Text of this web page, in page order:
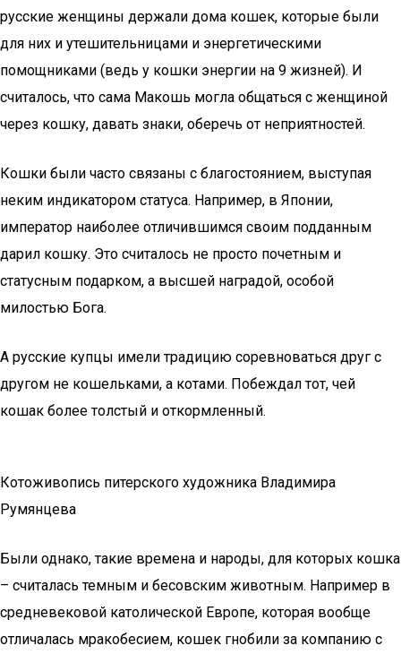
русские женщины держали дома кошек, которые были
для них и утешительницами и энергетическими
помощниками (ведь у кошки энергии на 9 жизней). И
считалось, что сама Макошь могла общаться с женщиной
через кошку, давать знаки, оберечь от неприятностей.
Кошки были часто связаны с благостоянием, выступая
неким индикатором статуса. Например, в Японии,
император наиболее отличившимся своим подданным
дарил кошку. Это считалось не просто почетным и
статусным подарком, а высшей наградой, особой
милостью Бога.
А русские купцы имели традицию соревноваться друг с
другом не кошельками, а котами. Побеждал тот, чей
кошак более толстый и откормленный.
Котоживопись питерского художника Владимира
Румянцева
Были однако, такие времена и народы, для которых кошка
– считалась темным и бесовским животным. Например в
средневековой католической Европе, которая вообще
отличалась мракобесием, кошек гнобили за компанию с